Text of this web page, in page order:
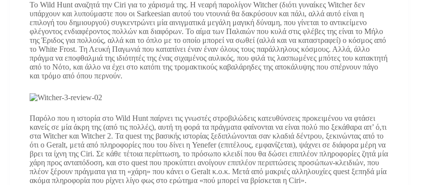
Το Wild Hunt αναζητά την Ciri για το χάρισμά της. Η νεαρή παρολίγον Witcher (διότι γυναίκες Witcher δεν
υπάρχουν και λυπούμαστε που οι Sarkeesian αυτού του ντουνιά θα δακρύσουν και πάλι, αλλά αυτό είναι η
επιλογή του δημιουργού) συγκεντρώνει μία αινιγματικά μεγάλη μαγική δύναμη, που γίνεται το αντικείμενο
φλέγοντος ενδιαφέροντος πολλών και διαφόρων. To αίμα των Παλαιών που κυλά στις φλέβες της είναι το Μήλο
της Έριδος για πολλούς, αλλά και το όπλο με το οποίο μπορεί να σωθεί (αλλά και να καταστραφεί) ο κόσμος από
το White Frost. Τη Λευκή Παγωνιά που καταπίνει έναν έναν όλους τους παράλληλους κόσμους. Αλλά, άλλο
πράγμα να εποφθαλμιά της ιδιότητές της ένας σιχαμένος αυλικός, που φιλά τις λασπωμένες μπότες του κατακτητή
από το Νότο, και άλλο να έχει στο κατόπι της τρομακτικούς καβαλάρηδες της αποκάλυψης που σπέρνουν πάγο
και τρόμο από όπου περνούν.
Παρόλο που η ιστορία στο Wild Hunt παίρνει τις γνωστές στροβιλώδεις κατευθύνσεις προκειμένου να φτάσει
κανείς σε μία άκρη της (από τις πολλές), αυτή τη φορά τα πράγματα φαίνονται να είναι πολύ πιο ξεκάθαρα απ’ ό,τι
στα Witcher και Witcher 2. Τα quest της βασικής ιστορίας ξεδιπλώνονται σαν κλαδιά δέντρου, ξεκινώντας από το
ότι ο Geralt, μετά από πληροφορίες που του δίνει η Yenefer (επιτέλους, εμφανίζεται), ψάχνει σε διάφορα μέρη να
βρει τα ίχνη της Ciri. Σε κάθε τέτοια περίπτωση, το πρόσωπο κλειδί που θα δώσει επιπλέον πληροφορίες ζητά μία
χάρη προς ανταπόδοση, και στο quest που προκύπτει ανοίγουν επιπλέον περιπτώσεις προσώπων-κλειδιών, που
πλέον ξέρουν πράγματα για τη «χάρη» που κάνει ο Geralt κ.ο.κ. Μετά από μακριές αλληλουχίες quest ξεπηδά μία
ακόμα πληροφορία που ρίχνει λίγο φως στο ερώτημα «πού μπορεί να βρίσκεται η Ciri».